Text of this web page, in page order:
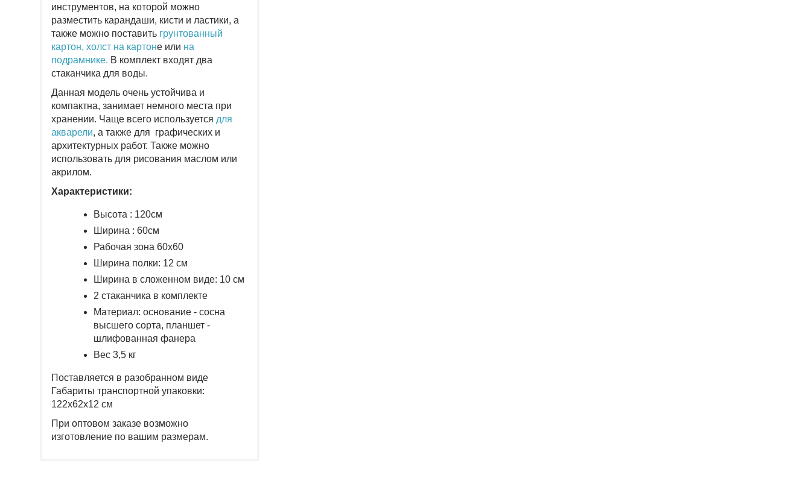
инструментов, на которой можно
разместить карандаши, кисти и ластики, а
также можно поставить грунтованный
картон, холст на картоне или на
подрамнике. В комплект входят два
стаканчика для воды.
Данная модель очень устойчива и
компактна, занимает немного места при
хранении. Чаще всего используется для
акварели, а также для графических и
архитектурных работ. Также можно
использовать для рисования маслом или
акрилом.
Характеристики:
Высота : 120см
Ширина : 60см
Рабочая зона 60х60
Ширина полки: 12 см
Ширина в сложенном виде: 10 см
2 стаканчика в комплекте
Материал: основание - сосна
высшего сорта, планшет -
шлифованная фанера
Вес 3,5 кг
Поставляется в разобранном виде
Габариты транспортной упаковки:
122х62х12 см
При оптовом заказе возможно
изготовление по вашим размерам.